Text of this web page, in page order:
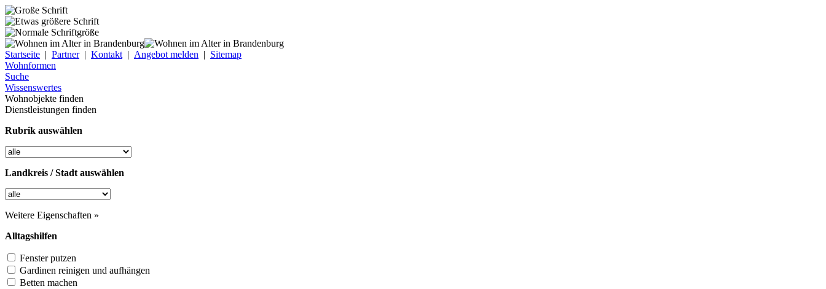
Startseite | Partner| Kontakt | Angebot melden | Sitemap
Wohnformen
Suche
Wissenswertes
Wohnobjekte finden
Dienstleistungen finden
Rubrik auswählen
Landkreis / Stadt auswählen
Weitere Eigenschaften »
Alltagshilfen
Fenster putzen
Gardinen reinigen und aufhängen
Betten machen